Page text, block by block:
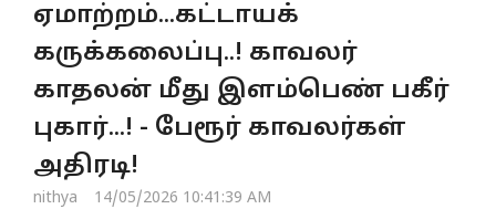
a
v
a
t
ஏமாற்றம்...கட்டாயக்
கருக்கலைப்பு..! காவலர்
காதலன் மீது இளம்பெண் பகீர்
புகார்...! - பேரூர் காவலர்கள்
அதிரடி!
nithya 14/05/2026 10:41:39 AM